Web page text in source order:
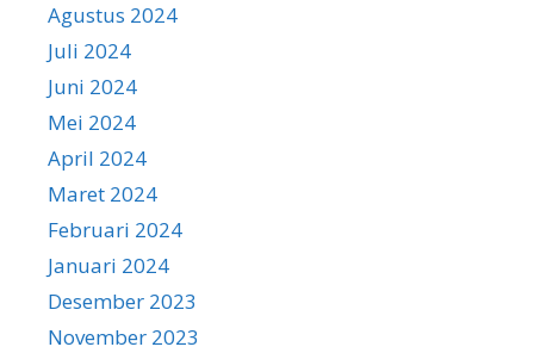
Agustus 2024
Juli 2024
Juni 2024
Mei 2024
April 2024
Maret 2024
Februari 2024
Januari 2024
Desember 2023
November 2023